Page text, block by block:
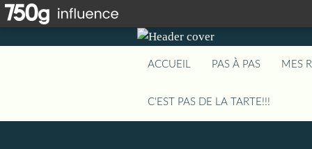
ACCUEIL PAS À PAS MES
C'EST PAS DE LA TARTE!!!